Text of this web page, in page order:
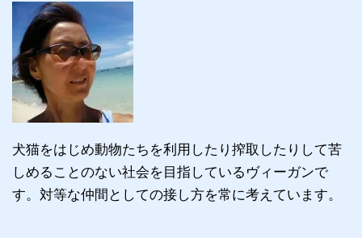
犬猫をはじめ動物たちを利用したり搾取したりして苦
しめることのない社会を目指しているヴィーガンで
す。対等な仲間としての接し方を常に考えています。